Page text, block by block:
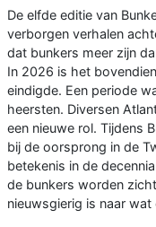
De elfde editie van
verborgen verhalen
dat bunkers meer zijn
In 2026 is het
eindigde. Een periode
heersten. Diversen
een nieuwe rol. Tijdens
bij de oorsprong in de
betekenis in de
de bunkers worden
nieuwsgierig is naar